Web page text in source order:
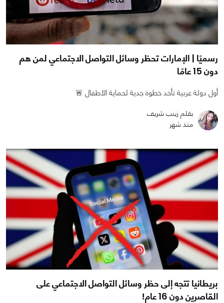
رسميًا | الإمارات تحظر وسائل التواصل الاجتماعي لمن هم
دون 15 عامًا
أول دولة عربية تأخد خطوة جدية لحماية الأطفال 🚨
بقلم زينب شريف
منذ شهر
بريطانيا تتجه إلى حظر وسائل التواصل الاجتماعي على
القاصرين دون 16 عام!